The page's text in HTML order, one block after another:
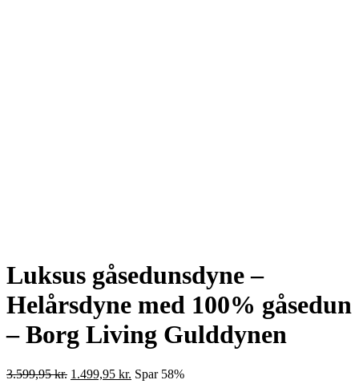
Luksus gåsedunsdyne –
Helårsdyne med 100% gåsedun
– Borg Living Gulddynen
3.599,95kr. Den
1.499,95 kr. Den
Spar 58%